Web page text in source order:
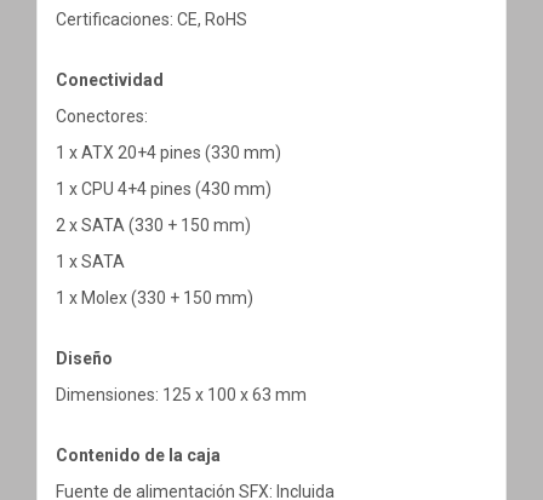
Certificaciones: CE, RoHS
Conectividad
Conectores:
1 x ATX 20+4 pines (330 mm)
1 x CPU 4+4 pines (430 mm)
2 x SATA (330 + 150 mm)
1 x SATA
1 x Molex (330 + 150 mm)
Diseño
Dimensiones: 125 x 100 x 63 mm
Contenido de la caja
Fuente de alimentación SFX: Incluida